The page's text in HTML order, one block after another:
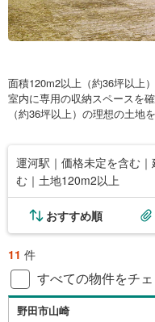
面積120m2以上（約36坪以上
室内に専用の収納スペースを
（約36坪以上）の理想の土地
運河駅｜価格未定を含む
む｜土地120m2以上
おすすめ順
11 件
すべての物件をチ
野田市山崎